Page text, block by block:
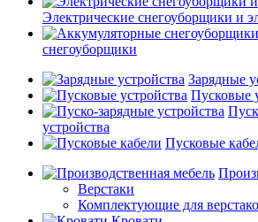
Электрические снегоуборщики и
снегоуборщики
Зарядные
Пусковые
устройства
Пусковые
Верстаки
Комплектующие для